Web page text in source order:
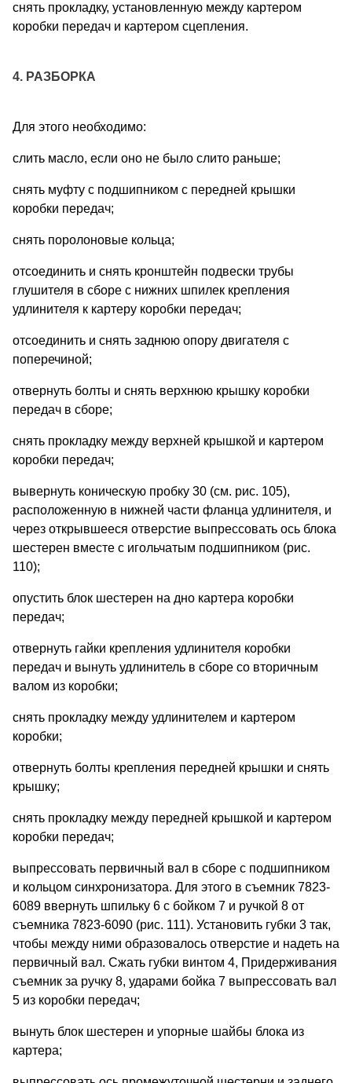
снять прокладку, установленную между картером
коробки передач и картером сцепления.
4. РАЗБОРКА
Для этого необходимо:
слить масло, если оно не было слито раньше;
снять муфту с подшипником с передней крышки
коробки передач;
снять поролоновые кольца;
отсоединить и снять кронштейн подвески трубы
глушителя в сборе с нижних шпилек крепления
удлинителя к картеру коробки передач;
отсоединить и снять заднюю опору двигателя с
поперечиной;
отвернуть болты и снять верхнюю крышку коробки
передач в сборе;
снять прокладку между верхней крышкой и картером
коробки передач;
вывернуть коническую пробку 30 (см. рис. 105),
расположенную в нижней части фланца удлинителя, и
через открывшееся отверстие выпрессовать ось блока
шестерен вместе с игольчатым подшипником (рис.
110);
опустить блок шестерен на дно картера коробки
передач;
отвернуть гайки крепления удлинителя коробки
передач и вынуть удлинитель в сборе со вторичным
валом из коробки;
снять прокладку между удлинителем и картером
коробки;
отвернуть болты крепления передней крышки и снять
крышку;
снять прокладку между передней крышкой и картером
коробки передач;
выпрессовать первичный вал в сборе с подшипником
и кольцом синхронизатора. Для этого в съемник 7823-
6089 ввернуть шпильку 6 с бойком 7 и ручкой 8 от
съемника 7823-6090 (рис. 111). Установить губки 3 так,
чтобы между ними образовалось отверстие и надеть на
первичный вал. Сжать губки винтом 4, Придерживания
съемник за ручку 8, ударами бойка 7 выпрессовать вал
5 из коробки передач;
вынуть блок шестерен и упорные шайбы блока из
картера;